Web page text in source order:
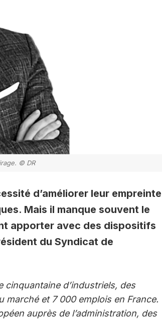
© DR
d’améliorer leur empreinte
Mais il manque souvent le
apporter avec des dispositifs
du Syndicat de
d’industriels, des
et 7 000 emplois en France.
auprès de l’administration, des